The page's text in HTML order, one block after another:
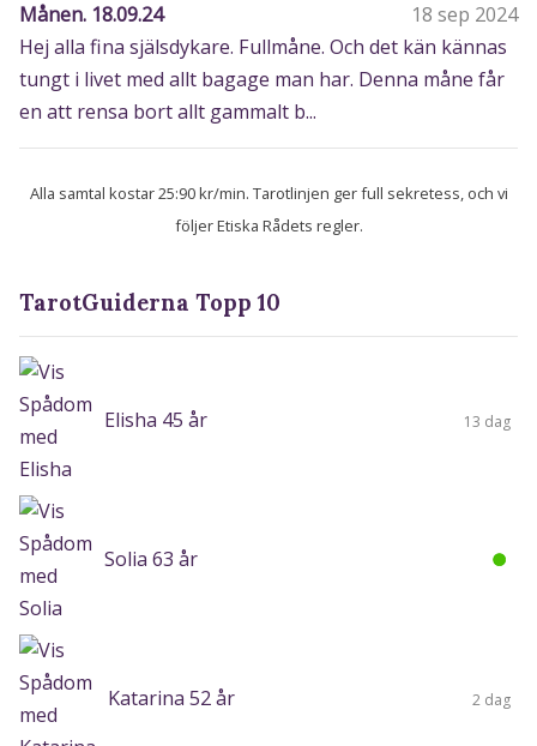
TarotGuiderna Topp 10
Elisha 45 år 13 dag
Solia 63 år
Katarina 52 år 2 dag
Månen. 18.09.24
18 sep 2024
Hej alla fina själsdykare. Fullmåne. Och det kän kännas
tungt i livet med allt bagage man har. Denna måne får
en att rensa bort allt gammalt b...
Alla samtal kostar 25:90 kr/min. Tarotlinjen ger full sekretess, och vi
följer Etiska Rådets regler.